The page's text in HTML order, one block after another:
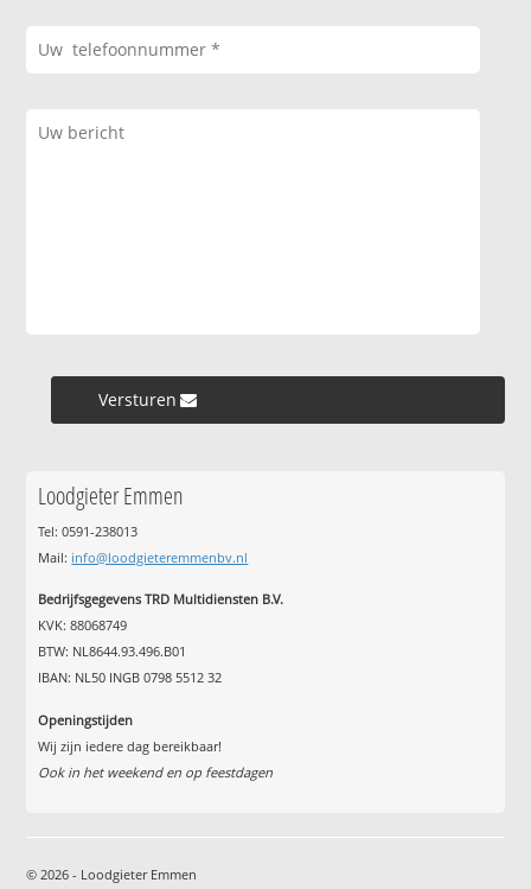
Versturen »
Loodgieter Emmen
Tel: 0591-238013
Mail: info@loodgieteremmenbv.nl
Bedrijfsgegevens TRD Multidiensten B.V.
KVK: 88068749
BTW: NL8644.93.496.B01
IBAN: NL50 INGB 0798 5512 32
Openingstijden
Wij zijn iedere dag bereikbaar!
Ook in het weekend en op feestdagen
© 2026 - Loodgieter Emmen